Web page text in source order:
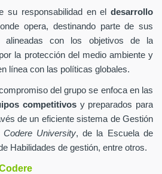
su responsabilidad en el desarrollo
opera, destinando parte de sus
alineadas con los objetivos de la
la protección del medio ambiente y
línea con las políticas globales.
del grupo se enfoca en las
competitivos y preparados para
de un eficiente sistema de Gestión
Codere University, de la Escuela de
Habilidades de gestión, entre otros.